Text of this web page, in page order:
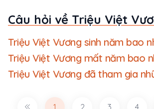
Câu hỏi về Triệu Việt
Triệu Việt Vương sinh năm bao
Triệu Việt Vương mất năm bao
Triệu Việt Vương đã tham gia
1 2 3 4